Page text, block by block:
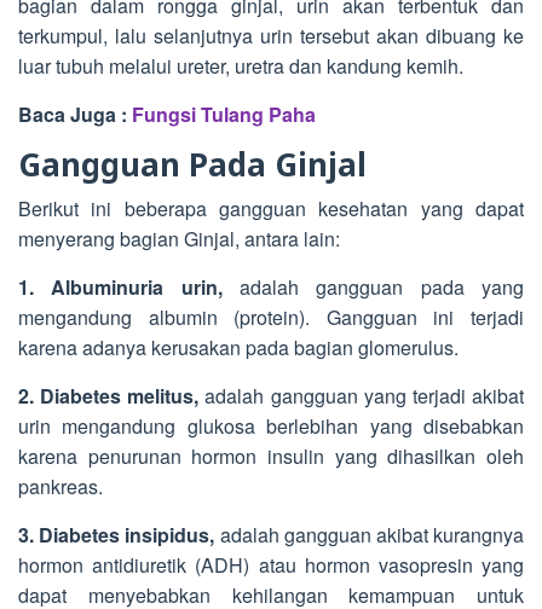
bagian dalam rongga ginjal, urin akan terbentuk dan
terkumpul, lalu selanjutnya urin tersebut akan dibuang ke
luar tubuh melalui ureter, uretra dan kandung kemih.
Baca Juga : Fungsi Tulang Paha
Gangguan Pada Ginjal
Berikut ini beberapa gangguan kesehatan yang dapat
menyerang bagian Ginjal, antara lain:
1. Albuminuria urin,adalah gangguan pada yang
mengandung albumin (protein). Gangguan ini terjadi
karena adanya kerusakan pada bagian glomerulus.
2. Diabetes melitus, adalah gangguan yang terjadi akibat
urin mengandung glukosa berlebihan yang disebabkan
karena penurunan hormon insulin yang dihasilkan oleh
pankreas.
3. Diabetes insipidus, adalah gangguan akibat kurangnya
hormon antidiuretik (ADH) atau hormon vasopresin yang
dapat menyebabkan kehilangan kemampuan untuk